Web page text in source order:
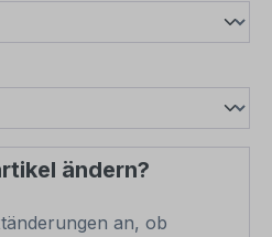
ändern?
an, ob